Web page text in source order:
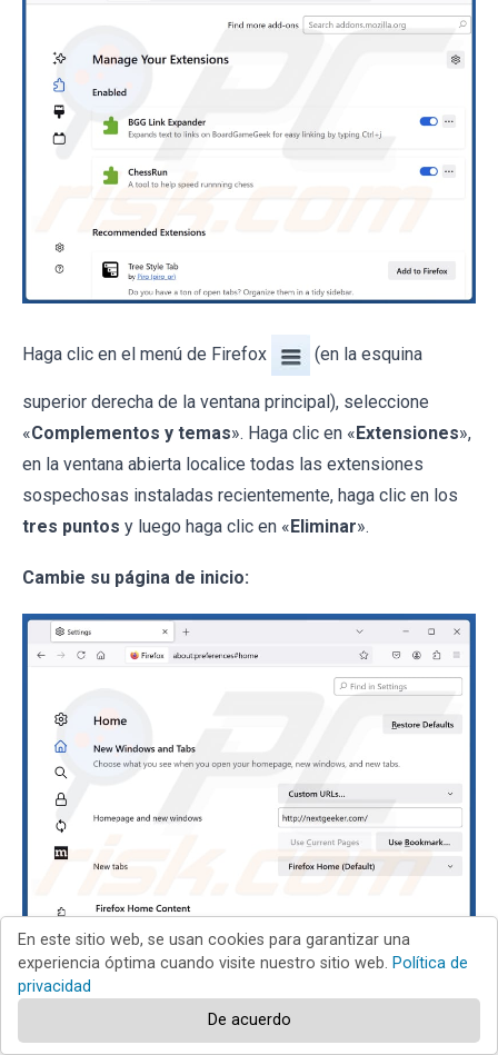
Haga clic en el menú de Firefox (en la esquina
superior derecha de la ventana principal), seleccione
«Complementos y temas». Haga clic en «Extensiones»,
en la ventana abierta localice todas las extensiones
sospechosas instaladas recientemente, haga clic en los
tres puntos y luego haga clic en «Eliminar».
Cambie su página de inicio:
Para restablecer su página de inicio, haga clic en el menú
de Firefox (en la esquina superior derecha de la
En este sitio web, se usan cookies para garantizar una
experiencia óptima cuando visite nuestro sitio web. Política de
privacidad
De acuerdo